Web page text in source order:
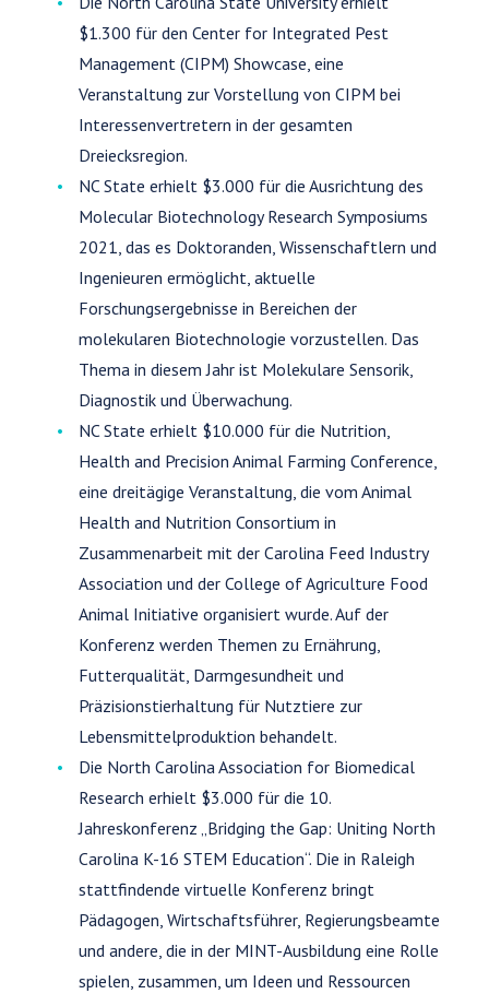
$1.300 für den Center for Integrated Pest
Management (CIPM) Showcase, eine
Veranstaltung zur Vorstellung von CIPM bei
Interessenvertretern in der gesamten
Dreiecksregion.
NC State erhielt $3.000 für die Ausrichtung des
Molecular Biotechnology Research Symposiums
2021, das es Doktoranden, Wissenschaftlern und
Ingenieuren ermöglicht, aktuelle
Forschungsergebnisse in Bereichen der
molekularen Biotechnologie vorzustellen. Das
Thema in diesem Jahr ist Molekulare Sensorik,
Diagnostik und Überwachung.
NC State erhielt $10.000 für die Nutrition,
Health and Precision Animal Farming Conference,
eine dreitägige Veranstaltung, die vom Animal
Health and Nutrition Consortium in
Zusammenarbeit mit der Carolina Feed Industry
Association und der College of Agriculture Food
Animal Initiative organisiert wurde. Auf der
Konferenz werden Themen zu Ernährung,
Futterqualität, Darmgesundheit und
Präzisionstierhaltung für Nutztiere zur
Lebensmittelproduktion behandelt.
Die North Carolina Association for Biomedical
Research erhielt $3.000 für die 10.
Jahreskonferenz „Bridging the Gap: Uniting North
Carolina K-16 STEM Education“. Die in Raleigh
stattfindende virtuelle Konferenz bringt
Pädagogen, Wirtschaftsführer, Regierungsbeamte
und andere, die in der MINT-Ausbildung eine Rolle
spielen, zusammen, um Ideen und Ressourcen